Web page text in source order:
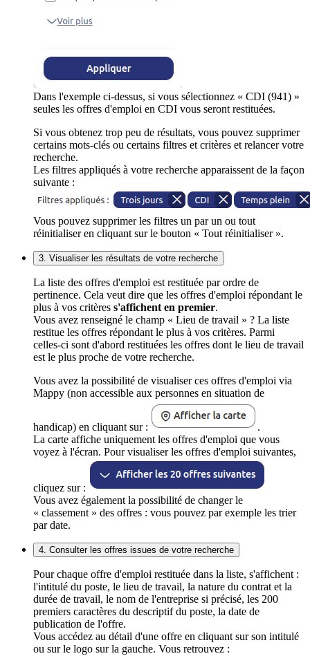
Dans l'exemple ci-dessus, si vous sélectionnez « CDI (941) »
seules les offres d'emploi en CDI vous seront restituées.
Si vous obtenez trop peu de résultats, vous pouvez supprimer
certains mots-clés ou certains filtres et critères et relancer votre
recherche.
Les filtres appliqués à votre recherche apparaissent de la façon
suivante :
Vous pouvez supprimer les filtres un par un ou tout
réinitialiser en cliquant sur le bouton « Tout réinitialiser ».
3. Visualiser les résultats de votre recherche
La liste des offres d'emploi est restituée par ordre de
pertinence. Cela veut dire que les offres d'emploi répondant le
plus à vos critères s'affichent en premier.
Vous avez renseigné le champ « Lieu de travail » ? La liste
restitue les offres répondant le plus à vos critères. Parmi
celles-ci sont d'abord restituées les offres dont le lieu de travail
est le plus proche de votre recherche.
Vous avez la possibilité de visualiser ces offres d'emploi via
Mappy (non accessible aux personnes en situation de
handicap) en cliquant sur :
.
La carte affiche uniquement les offres d'emploi que vous
voyez à l'écran. Pour visualiser les offres d'emploi suivantes,
cliquez sur :
Vous avez également la possibilité de changer le
« classement » des offres : vous pouvez par exemple les trier
par date.
4. Consulter les offres issues de votre recherche
Pour chaque offre d'emploi restituée dans la liste, s'affichent :
l'intitulé du poste, le lieu de travail, la nature du contrat et la
durée de travail, le nom de l'entreprise si précisé, les 200
premiers caractères du descriptif du poste, la date de
publication de l'offre.
Vous accédez au détail d'une offre en cliquant sur son intitulé
ou sur le logo sur la gauche. Vous retrouvez :